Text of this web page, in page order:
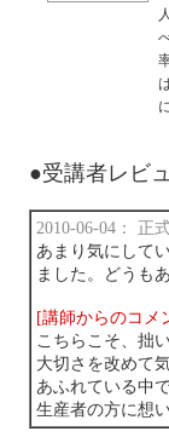
●受講者レビ
2010-06-04： 正
あまり気にして
ました。どうも
[講師からのコメ
こちらこそ、拙
大切さを改めて
あふれている中
生産者の方に想